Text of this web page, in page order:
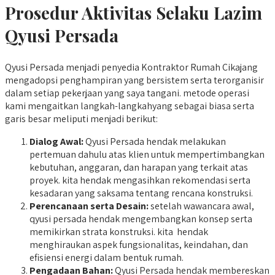
Prosedur Aktivitas Selaku Lazim
Qyusi Persada
Qyusi Persada menjadi penyedia Kontraktor Rumah Cikajang
mengadopsi penghampiran yang bersistem serta terorganisir
dalam setiap pekerjaan yang saya tangani. metode operasi
kami mengaitkan langkah-langkahyang sebagai biasa serta
garis besar meliputi menjadi berikut:
Dialog Awal:Qyusi Persada hendak melakukan
pertemuan dahulu atas klien untuk mempertimbangkan
kebutuhan, anggaran, dan harapan yang terkait atas
proyek. kita hendak mengasihkan rekomendasi serta
kesadaran yang saksama tentang rencana konstruksi.
Perencanaan serta Desain:setelah wawancara awal,
qyusi persada hendak mengembangkan konsep serta
memikirkan strata konstruksi. kita hendak
menghiraukan aspek fungsionalitas, keindahan, dan
efisiensi energi dalam bentuk rumah.
Pengadaan Bahan:Qyusi Persada hendak membereskan